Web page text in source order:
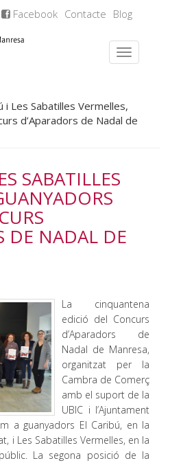
Facebook Contacte Blog
i Les Sabatilles Vermelles,
d’Aparadors de Nadal de
SABATILLES
DE NADAL DE
La cinquantena
edició del Concurs
d’Aparadors de
Nadal de Manresa,
organitzat per la
Cambra de Comerç
amb el suport de la
UBIC i l’Ajuntament
a guanyadors El Caribú, en la
i Les Sabatilles Vermelles, en la
La segona posició de la